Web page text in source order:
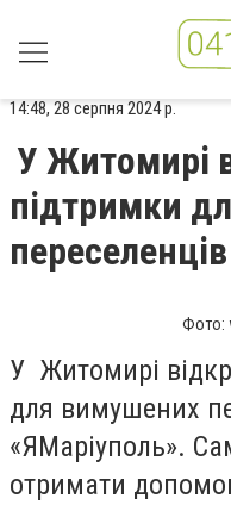
14:48, 28 серпня 2024 р.
У Житомирі
підтримки
переселенців
Фото:
У Житомирі
для вимушених
«ЯМаріуполь».
отримати